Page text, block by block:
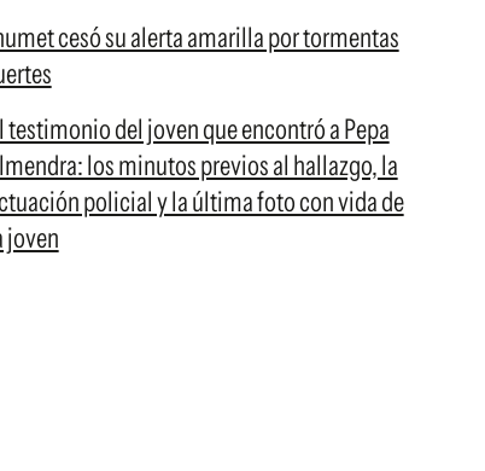
cesó su alerta amarilla por tormentas
testimonio del joven que encontró a Pepa
los minutos previos al hallazgo, la
policial y la última foto con vida de
joven